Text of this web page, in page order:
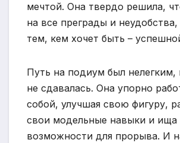
мечтой. Она твердо решила,
на все преграды и неудобства,
тем, кем хочет быть –
Путь на подиум был нелегким,
не сдавалась. Она упорно
собой, улучшая свою фигуру,
свои модельные навыки и ища
возможности для прорыва. И